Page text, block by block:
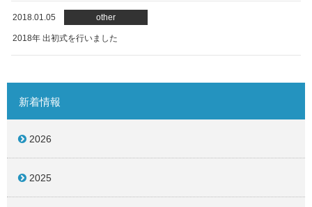
2018.01.05 other
2018年 出初式を行いました
新着情報
2026
2025